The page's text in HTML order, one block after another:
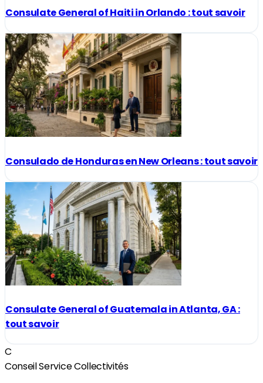
Consulate General of Haiti in Orlando : tout savoir
Consulado de Honduras en New Orleans : tout savoir
Consulate General of Guatemala in Atlanta, GA :
tout savoir
C
Conseil Service Collectivités